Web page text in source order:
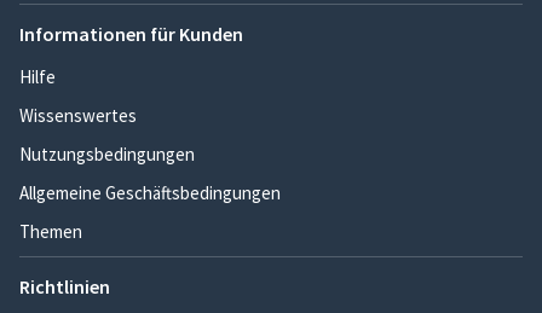
Informationen für Kunden
Hilfe
Wissenswertes
Nutzungsbedingungen
Allgemeine Geschäftsbedingungen
Themen
Richtlinien